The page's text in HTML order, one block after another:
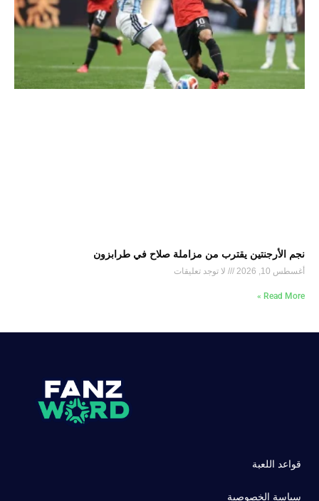
نجم الأرجنتين يقترب من مزاملة صلاح في طرابزون
أغسطس 10, 2026 لا توجد تعليقات
Read More »
قواعد اللعبة
سياسة الخصوصية